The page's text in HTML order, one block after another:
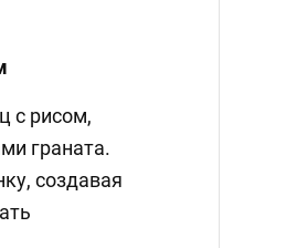
с рисом,
граната.
создавая